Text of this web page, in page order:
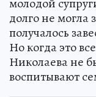
молодой
долго не могла
получалось
Но когда это
Николаева не
воспитывают